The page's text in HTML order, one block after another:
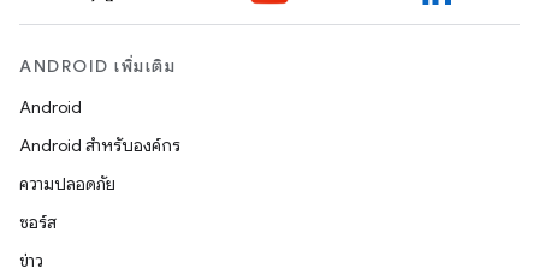
ANDROID เพิ่มเติม
Android
Android สำหรับองค์กร
ความปลอดภัย
ซอร์ส
ข่าว